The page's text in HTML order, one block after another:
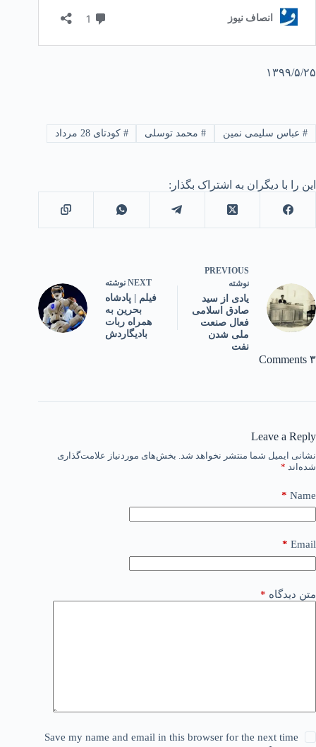
۱۳۹۹/۵/۲۵
#عباس سلیمی نمین #محمد توسلی # کودتای 28 مرداد
این را با دیگران به اشتراک بگذار:
PREVIOUS
نوشته
یادی از سید
صادق اسلامی
فعال صنعت
ملی شدن
نفت
NEXT نوشته
فیلم | پادشاه
بحرین به
همراه ربات
بادیگاردش
۳ Comments
Leave a Reply
نشانی ایمیل شما منتشر نخواهد شد. بخش‌های موردنیاز علامت‌گذاری
شده‌اند *
Name
*
Email
*
متن دیدگاه *
Save my name and email in this browser for the next time